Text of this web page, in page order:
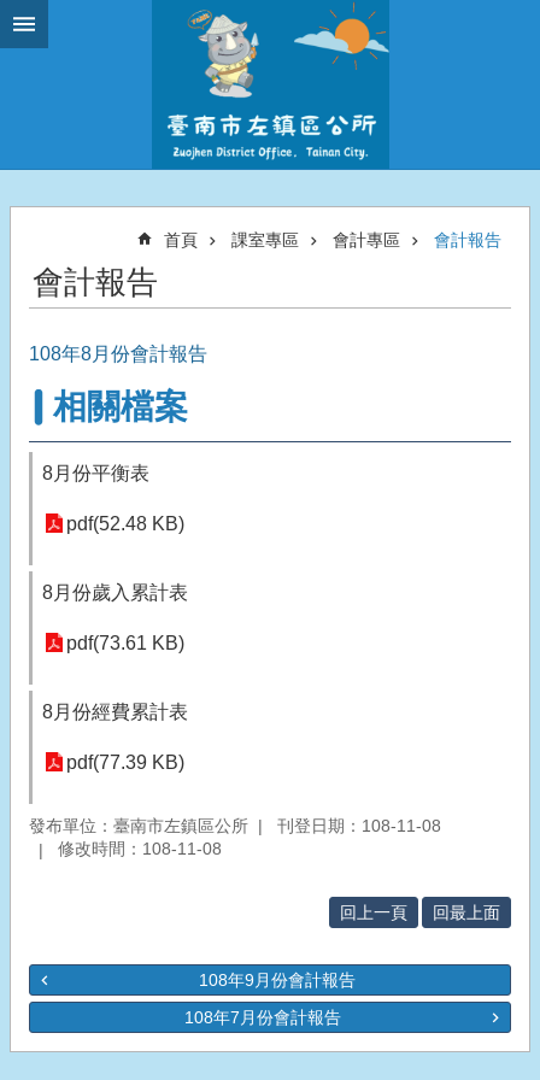
跳到主要內容區塊
首頁 課室專區 會計專區 會計報告
會計報告
108年8月份會計報告
相關檔案
8月份平衡表
pdf(52.48 KB)
8月份歲入累計表
pdf(73.61 KB)
8月份經費累計表
pdf(77.39 KB)
發布單位：臺南市左鎮區公所
刊登日期：108-11-08
修改時間：108-11-08
回上一頁 回最上面
108年9月份會計報告
108年7月份會計報告